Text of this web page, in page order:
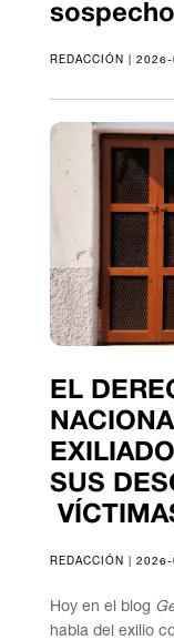
REDACCIÓN |
EL
SUS
REDACCIÓN |
Hoy en el blog
habla del exilio